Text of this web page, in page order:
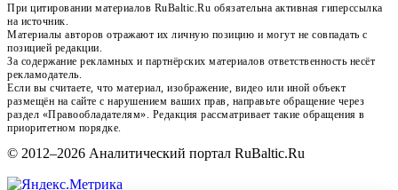
При цитировании материалов RuBaltic.Ru обязательна активная гиперссылка
на источник.
Материалы авторов отражают их личную позицию и могут не совпадать с
позицией редакции.
За содержание рекламных и партнёрских материалов ответственность несёт
рекламодатель.
Если вы считаете, что материал, изображение, видео или иной объект
размещён на сайте с нарушением ваших прав, направьте обращение через
раздел «Правообладателям». Редакция рассматривает такие обращения в
приоритетном порядке.
© 2012–2026 Аналитический портал RuBaltic.Ru